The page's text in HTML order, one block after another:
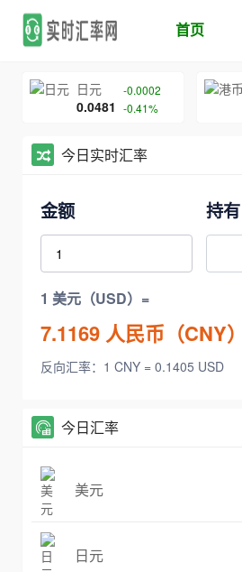
首页
日元
0.0481
-0.0002
-0.41%
今日实时汇率
金额 持有
1 美元（USD）=
7.1169 人民币（CNY）
反向汇率：1 CNY = 0.1405 USD
今日汇率
美元
日元